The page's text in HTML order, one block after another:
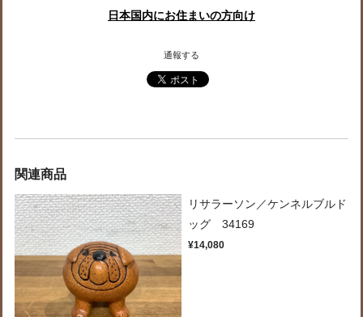
日本国内にお住まいの方向け
通報する
関連商品
リサラーソン／ケンネルブルド
ッグ 34169
¥14,080